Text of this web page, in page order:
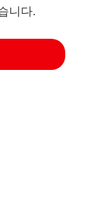
니다.